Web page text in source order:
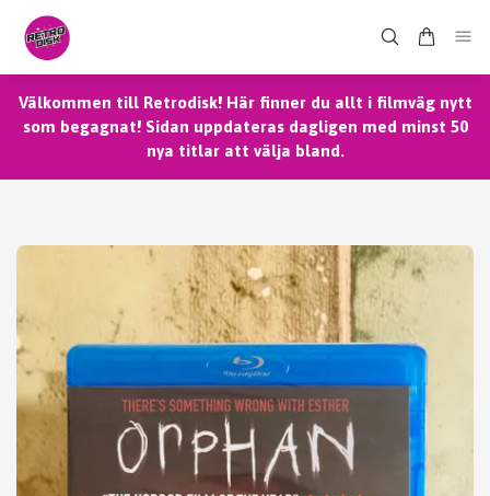
Välkommen till Retrodisk! Här finner du allt i filmväg nytt
som begagnat! Sidan uppdateras dagligen med minst 50
nya titlar att välja bland.